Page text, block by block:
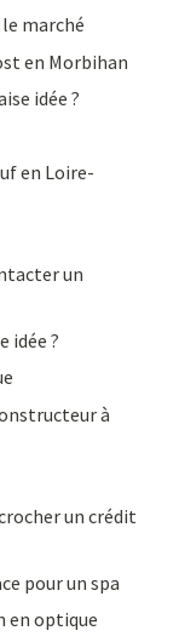
marché
en Morbihan
idée ?
en Loire-
un
idée ?
à
un crédit
pour un spa
en optique